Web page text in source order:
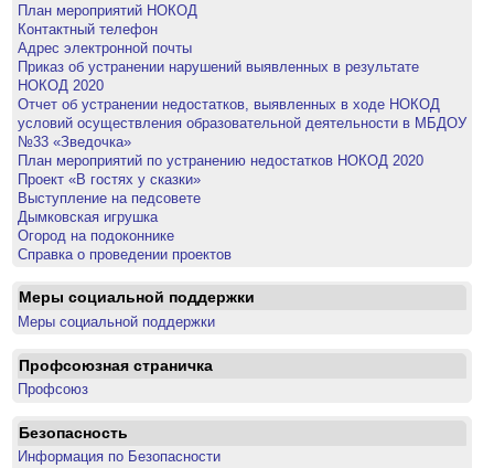
План мероприятий НОКОД
Контактный телефон
Адрес электронной почты
Приказ об устранении нарушений выявленных в результате
НОКОД 2020
Отчет об устранении недостатков, выявленных в ходе НОКОД
условий осуществления образовательной деятельности в МБДОУ
№33 «Зведочка»
План мероприятий по устранению недостатков НОКОД 2020
Проект «В гостях у сказки»
Выступление на педсовете
Дымковская игрушка
Огород на подоконнике
Справка о проведении проектов
Меры социальной поддержки
Меры социальной поддержки
Профсоюзная страничка
Профсоюз
Безопасность
Информация по Безопасности